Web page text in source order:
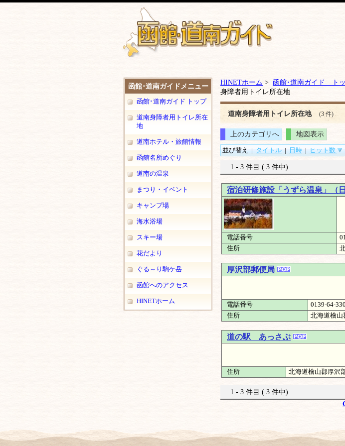
函館･道南ガイドメニュー
函館･道南ガイド トップ
道南身障者用トイレ所在
地
道南ホテル・旅館情報
函館名所めぐり
道南の温泉
まつり・イベント
キャンプ場
海水浴場
スキー場
花だより
ぐる～り駒ケ岳
函館へのアクセス
HINETホーム
HINETホーム > 函館･道南ガイド ト
身障者用トイレ所在地
道南身障者用トイレ所在地 (3 件)
上のカテゴリへ 地図表示
並び替え | タイトル | 日時 | ヒット数
1 - 3 件目 ( 3 件中)
宿泊研修施設「うずら温泉」（
電話番号
住所
厚沢部郵便局
電話番号
0139-64-
住所
北海道檜山
道の駅 あっさぶ
住所
北海道檜山郡厚沢
1 - 3 件目 ( 3 件中)